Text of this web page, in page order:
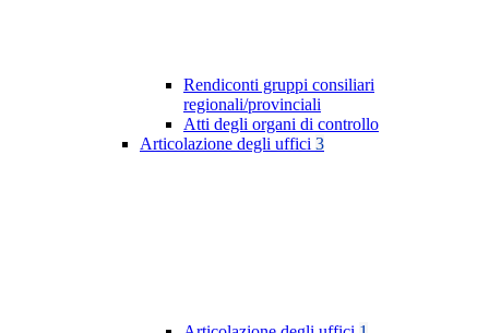
Rendiconti gruppi consiliari
regionali/provinciali
Atti degli organi di controllo
Articolazione degli uffici 3